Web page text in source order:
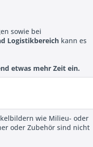
sowie bei
Logistikbereich kann es
etwas mehr Zeit ein.
wie Milieu- oder
oder Zubehör sind nicht